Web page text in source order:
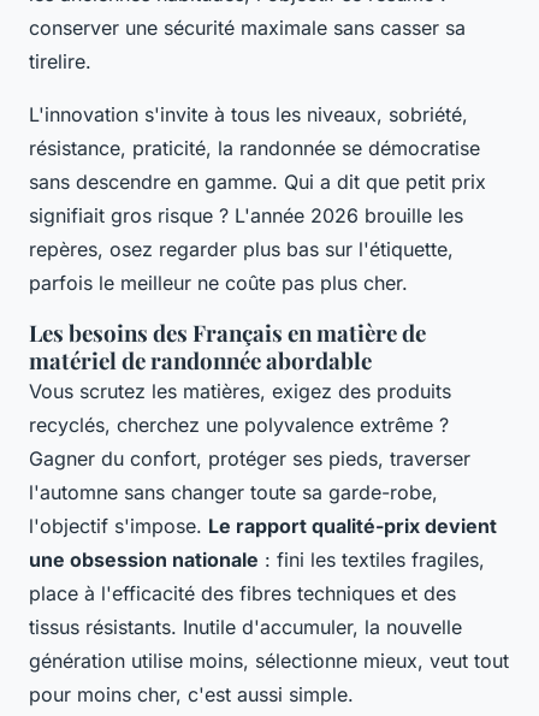
conserver une sécurité maximale sans casser sa
tirelire.
L'innovation s'invite à tous les niveaux, sobriété,
résistance, praticité, la randonnée se démocratise
sans descendre en gamme. Qui a dit que petit prix
signifiait gros risque ? L'année 2026 brouille les
repères, osez regarder plus bas sur l'étiquette,
parfois le meilleur ne coûte pas plus cher.
Les besoins des Français en matière de
matériel de randonnée abordable
Vous scrutez les matières, exigez des produits
recyclés, cherchez une polyvalence extrême ?
Gagner du confort, protéger ses pieds, traverser
l'automne sans changer toute sa garde-robe,
l'objectif s'impose. Le rapport qualité-prix devient
une obsession nationale : fini les textiles fragiles,
place à l'efficacité des fibres techniques et des
tissus résistants. Inutile d'accumuler, la nouvelle
génération utilise moins, sélectionne mieux, veut tout
pour moins cher, c'est aussi simple.